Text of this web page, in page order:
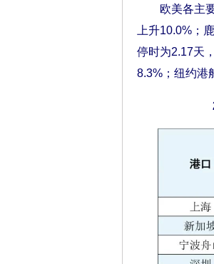
欧美各主要
上升10.0%；
停时为2.17天
8.3%；纽约港